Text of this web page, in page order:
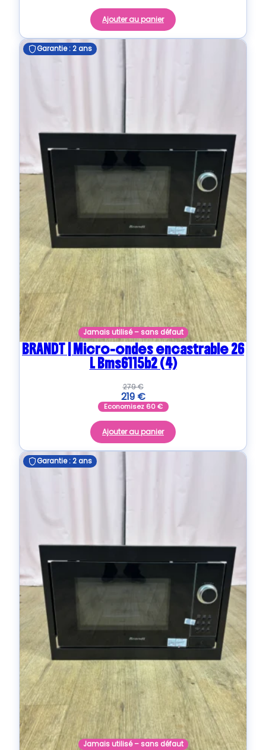
Ajouter au panier
Garantie : 2 ans
Jamais utilisé – sans défaut
BRANDT | Micro-ondes encastrable 26
L Bms6115b2 (4)
279€
219 €
Economisez 60€
Ajouter au panier
Garantie : 2 ans
Jamais utilisé – sans défaut